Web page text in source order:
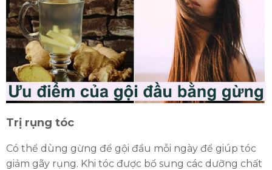
Trị rụng tóc
Có thể dùng gừng để gội đầu mỗi ngày để giúp tóc
giảm gãy rụng. Khi tóc được bổ sung các dưỡng chất